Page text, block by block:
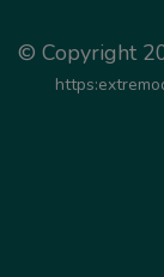
© Copyright